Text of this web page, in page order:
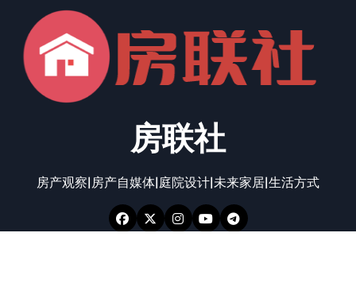
房联社
房产观察|房产自媒体|庭院设计|未来家居|生活方式